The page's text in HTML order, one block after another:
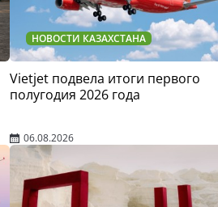
НОВОСТИ КАЗАХСТАНА
Vietjet подвела итоги первого
полугодия 2026 года
06.08.2026